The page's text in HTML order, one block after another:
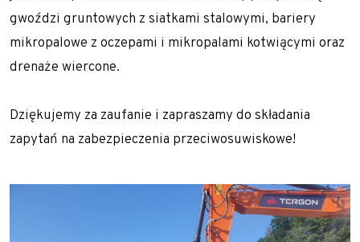
Torkret – beton natryskowy
Zapoznaj się z aktualnościami w dziedzinie
gwoździ gruntowych z siatkami stalowymi, bariery
mikropalowe z oczepami i mikropalami kotwiącymi oraz
drenaże wiercone.
Dziękujemy za zaufanie i zapraszamy do składania
zapytań na zabezpieczenia przeciwosuwiskowe!